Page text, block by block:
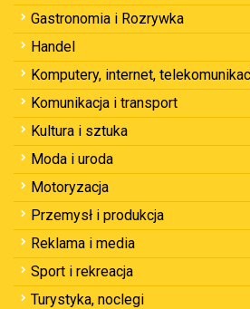
Gastronomia i Rozrywka
Handel
Komputery, internet,
Komunikacja i transport
Kultura i sztuka
Moda i uroda
Motoryzacja
Przemysł i produkcja
Reklama i media
Sport i rekreacja
Turystyka, noclegi